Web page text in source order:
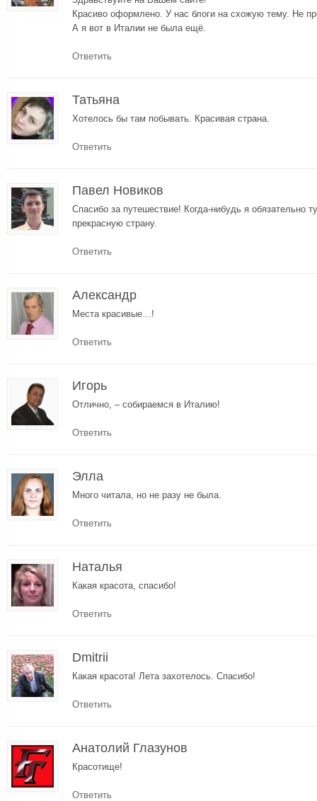
Красиво оформлено. У нас блоги на схожую тему. Не
А я вот в Италии не была ещё.
Ответить
Татьяна
Хотелось бы там побывать. Красивая страна.
Ответить
Павел Новиков
Спасибо за путешествие! Когда-нибудь я обязательно
прекрасную страну.
Ответить
Александр
Места красивые…!
Ответить
Игорь
Отлично, – собираемся в Италию!
Ответить
Элла
Много читала, но не разу не была.
Ответить
Наталья
Какая красота, спасибо!
Ответить
Dmitrii
Какая красота! Лета захотелось. Спасибо!
Ответить
Анатолий Глазунов
Красотище!
Ответить